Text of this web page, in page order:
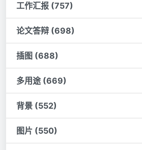
工作汇报 (757)
论文答辩 (698)
插图 (688)
多用途 (669)
背景 (552)
图片 (550)